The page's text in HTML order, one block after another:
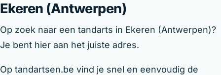
Ekeren (Antwerpen)
Op zoek naar een tandarts in Ekeren (Antwerpen)?
Je bent hier aan het juiste adres.
Op tandartsen.be vind je snel en eenvoudig de